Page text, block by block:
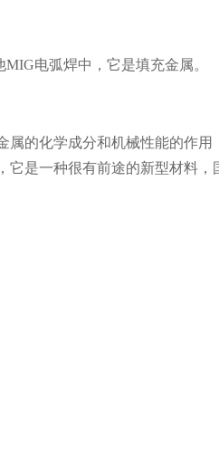
电弧焊中，它是填充金属。
的化学成分和机械性能的作用
是一种很有前途的新型材料，